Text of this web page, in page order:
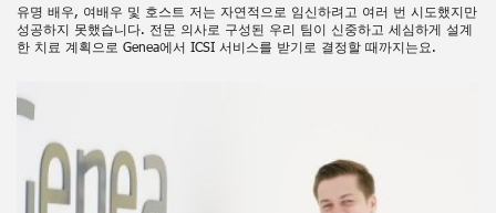
유명 배우, 여배우 및 호스트 저는 자연적으로 임신하려고 여러 번 시도했지만
성공하지 못했습니다. 전문 의사로 구성된 우리 팀이 신중하고 세심하게 설계
한 치료 계획으로 Genea에서 ICSI 서비스를 받기로 결정할 때까지는요.